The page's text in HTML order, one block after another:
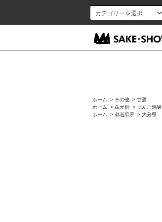
ホーム > その他 >甘酒
ホーム
>蔵元別 > ぶんご銘醸
ホーム
>都道府県 >大分県